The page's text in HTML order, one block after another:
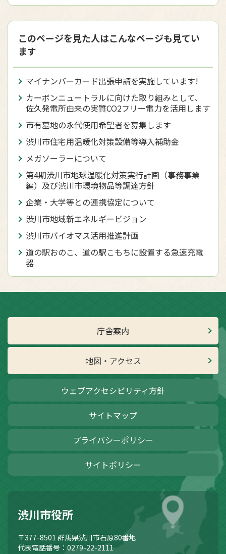
このページを見た人はこんなページも見てい
ます
マイナンバーカード出張申請を実施しています!
カーボンニュートラルに向けた取り組みとして、
佐久発電所由来の実質CO2フリー電力を活用します
市有墓地の永代使用希望者を募集します
渋川市住宅用温暖化対策設備等導入補助金
メガソーラーについて
第4期渋川市地球温暖化対策実行計画（事務事業
編）及び渋川市環境物品等調達方針
企業・大学等との連携協定について
渋川市地域新エネルギービジョン
渋川市バイオマス活用推進計画
道の駅おのこ、道の駅こもちに設置する急速充電
器
庁舎案内
地図・アクセス
ウェブアクセシビリティ方針
サイトマップ
プライバシーポリシー
サイトポリシー
渋川市役所
〒377-8501 群馬県渋川市石原80番地
代表電話番号：0279-22-2111